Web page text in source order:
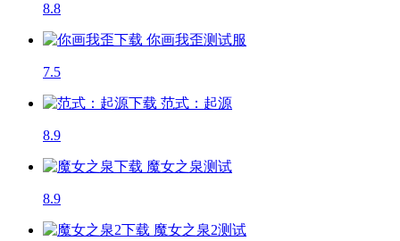
8.8
你画我歪测试服
7.5
范式：起源
8.9
魔女之泉测试
8.9
魔女之泉2测试